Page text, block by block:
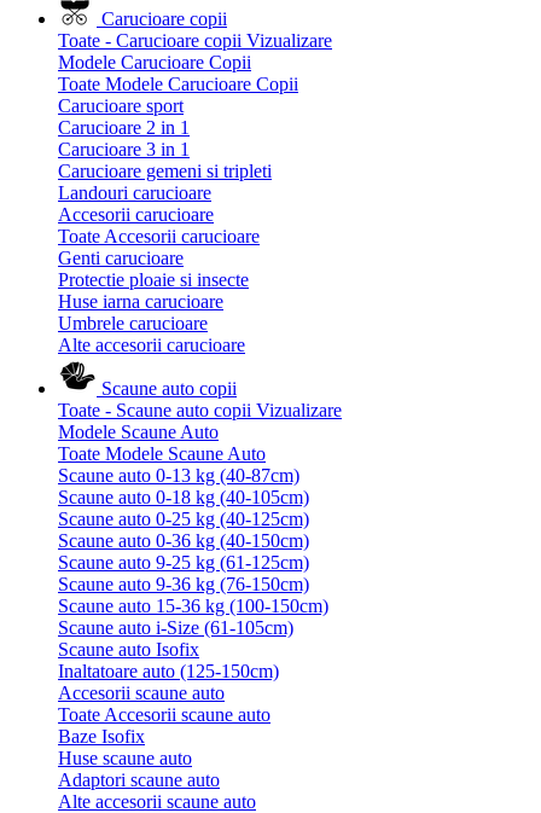
Carucioare copii
Toate - Carucioare copii Vizualizare
Modele Carucioare Copii
Toate Modele Carucioare Copii
Carucioare sport
Carucioare 2 in 1
Carucioare 3 in 1
Carucioare gemeni si tripleti
Landouri carucioare
Accesorii carucioare
Toate Accesorii carucioare
Genti carucioare
Protectie ploaie si insecte
Huse iarna carucioare
Umbrele carucioare
Alte accesorii carucioare
Scaune auto copii
Toate - Scaune auto copii Vizualizare
Modele Scaune Auto
Toate Modele Scaune Auto
Scaune auto 0-13 kg (40-87cm)
Scaune auto 0-18 kg (40-105cm)
Scaune auto 0-25 kg (40-125cm)
Scaune auto 0-36 kg (40-150cm)
Scaune auto 9-25 kg (61-125cm)
Scaune auto 9-36 kg (76-150cm)
Scaune auto 15-36 kg (100-150cm)
Scaune auto i-Size (61-105cm)
Scaune auto Isofix
Inaltatoare auto (125-150cm)
Accesorii scaune auto
Toate Accesorii scaune auto
Baze Isofix
Huse scaune auto
Adaptori scaune auto
Alte accesorii scaune auto